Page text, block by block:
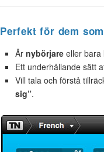
Perfekt för dem
Är nybörjare eller bara
Ett underhållande sätt
Vill tala och förstå
sig”.